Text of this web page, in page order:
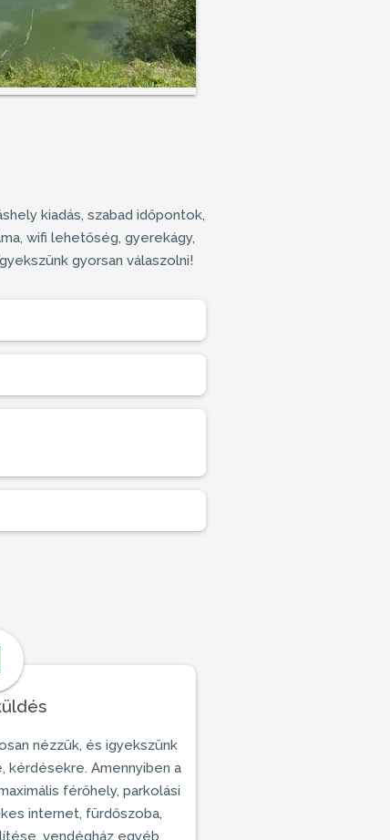
kiadás, szabad időpontok,
wifi lehetőség, gyerekágy,
gyorsan válaszolni!
nézzük, és igyekszünk
kérdésekre. Amennyiben a
férőhely, parkolási
internet, fürdőszoba,
vendégház egyéb